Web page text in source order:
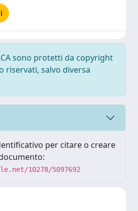
sono protetti da copyright
riservati, salvo diversa
per citare o creare
10278/5097692